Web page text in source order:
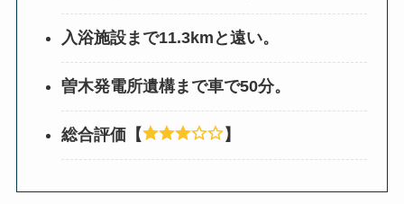
入浴施設まで11.3kmと遠い。
曽木発電所遺構まで車で50分。
総合評価【 】